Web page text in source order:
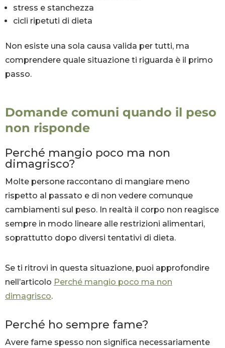
stress e stanchezza
cicli ripetuti di dieta
Non esiste una sola causa valida per tutti, ma
comprendere quale situazione ti riguarda è il primo
passo.
Domande comuni quando il peso
non risponde
Perché mangio poco ma non
dimagrisco?
Molte persone raccontano di mangiare meno
rispetto al passato e di non vedere comunque
cambiamenti sul peso. In realtà il corpo non reagisce
sempre in modo lineare alle restrizioni alimentari,
soprattutto dopo diversi tentativi di dieta.
Se ti ritrovi in questa situazione, puoi approfondire
nell’articolo Perché mangio poco ma non
dimagrisco.
Perché ho sempre fame?
Avere fame spesso non significa necessariamente